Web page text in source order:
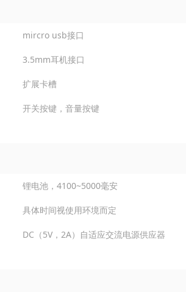
mircro usb接口
3.5mm耳机接口
扩展卡槽
开关按键，音量按键
锂电池，4100~5000毫安
具体时间视使用环境而定
DC（5V，2A）自适应交流电源供应器